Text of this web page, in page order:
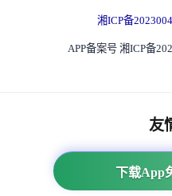
下载App
湘ICP备
APP备案号 湘ICP备
友
海外